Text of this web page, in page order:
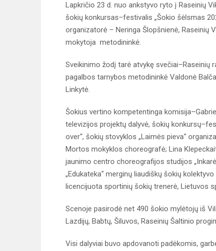
Lapkričio 23 d. nuo ankstyvo ryto į Raseinių
šokių konkursas–festivalis „Šokio šėlsmas
organizatorė – Neringa Šlopšnienė, Raseinių
mokytoja metodininkė.
Sveikinimo žodį tarė atvykę svečiai–Raseinių
pagalbos tarnybos metodininkė Valdonė
Linkytė.
Šokius vertino kompetentinga
televizijos projektų dalyvė, šokių
over“, šokių stovyklos „Laimės pieva“
Mortos mokyklos choreografė; Lina
jaunimo centro choreografijos studijos
„Edukateka“ merginų liaudiškų šokių
licencijuota sportinių šokių trenerė, Lietuvos
Scenoje pasirodė net 490 šokio mylėtojų iš
Lazdijų, Babtų, Šiluvos, Raseinių Šaltinio
Visi dalyviai buvo apdovanoti padėkomis,